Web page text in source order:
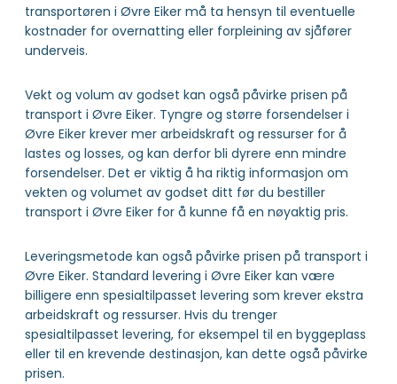
transportøren i Øvre Eiker må ta hensyn til eventuelle
kostnader for overnatting eller forpleining av sjåfører
underveis.
Vekt og volum av godset kan også påvirke prisen på
transport i Øvre Eiker. Tyngre og større forsendelser i
Øvre Eiker krever mer arbeidskraft og ressurser for å
lastes og losses, og kan derfor bli dyrere enn mindre
forsendelser. Det er viktig å ha riktig informasjon om
vekten og volumet av godset ditt før du bestiller
transport i Øvre Eiker for å kunne få en nøyaktig pris.
Leveringsmetode kan også påvirke prisen på transport i
Øvre Eiker. Standard levering i Øvre Eiker kan være
billigere enn spesialtilpasset levering som krever ekstra
arbeidskraft og ressurser. Hvis du trenger
spesialtilpasset levering, for eksempel til en byggeplass
eller til en krevende destinasjon, kan dette også påvirke
prisen.